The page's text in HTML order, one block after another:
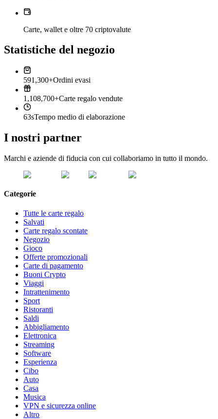
Carte, wallet e oltre 70 criptovalute
Statistiche del negozio
591,300+Ordini evasi
1,108,700+Carte regalo vendute
63sTempo medio di elaborazione
I nostri partner
Marchi e aziende di fiducia con cui collaboriamo in tutto il mondo.
Categorie
Tutte le carte regalo
Salvati
Carte regalo scontate
Negozio
Gioco
Offerte promozionali
Carte di pagamento
Buoni Crypto
Viaggi
Intrattenimento
Sport
Ristoranti
Saldi
Abbigliamento
Elettronica
Streaming
Software
Esperienza
Cibo
Auto
Casa
Musica
VPN e sicurezza online
Altro